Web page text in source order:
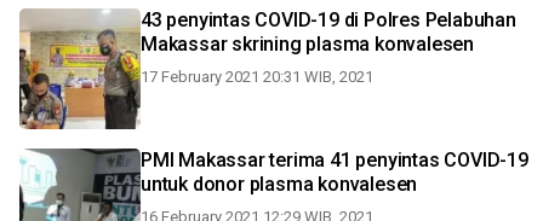
43 penyintas COVID-19 di Polres Pelabuhan
Makassar skrining plasma konvalesen
17 February 2021 20:31 WIB, 2021
PMI Makassar terima 41 penyintas COVID-19
untuk donor plasma konvalesen
16 February 2021 12:29 WIB, 2021